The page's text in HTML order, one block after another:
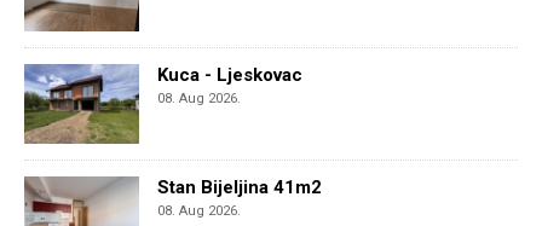
Kuca - Ljeskovac
08. Aug 2026.
Stan Bijeljina 41m2
08. Aug 2026.